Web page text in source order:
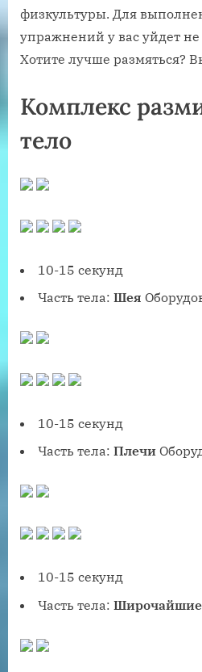
физкультуры. Для
упражнений у вас уйдет
Хотите лучше размяться?
Комплекс
тело
10-15 секунд
Часть тела: Шея
10-15 секунд
Часть тела: Плечи
10-15 секунд
Часть тела: Широчайшие